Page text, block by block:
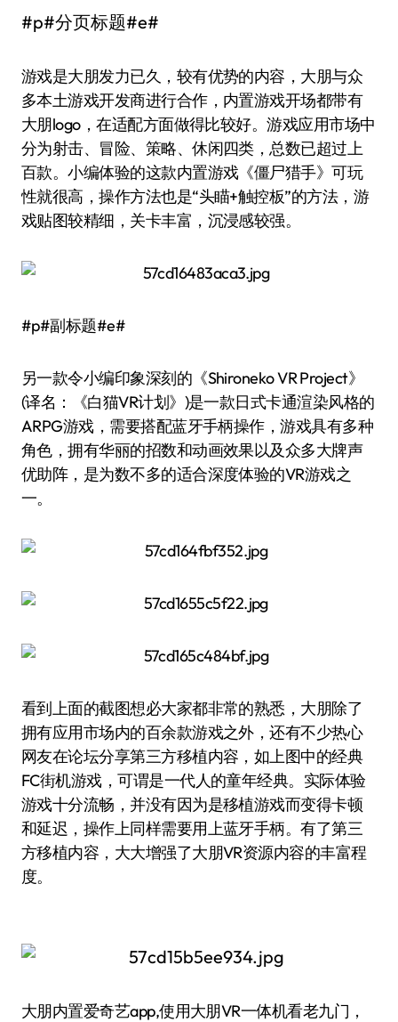
#p#分页标题#e#
游戏是大朋发力已久，较有优势的内容，大朋与众
多本土游戏开发商进行合作，内置游戏开场都带有
大朋logo，在适配方面做得比较好。游戏应用市场中
分为射击、冒险、策略、休闲四类，总数已超过上
百款。小编体验的这款内置游戏《僵尸猎手》可玩
性就很高，操作方法也是“头瞄+触控板”的方法，游
戏贴图较精细，关卡丰富，沉浸感较强。
#p#副标题#e#
另一款令小编印象深刻的《Shironeko VR Project》
(译名：《白猫VR计划》)是一款日式卡通渲染风格的
ARPG游戏，需要搭配蓝牙手柄操作，游戏具有多种
角色，拥有华丽的招数和动画效果以及众多大牌声
优助阵，是为数不多的适合深度体验的VR游戏之
一。
看到上面的截图想必大家都非常的熟悉，大朋除了
拥有应用市场内的百余款游戏之外，还有不少热心
网友在论坛分享第三方移植内容，如上图中的经典
FC街机游戏，可谓是一代人的童年经典。实际体验
游戏十分流畅，并没有因为是移植游戏而变得卡顿
和延迟，操作上同样需要用上蓝牙手柄。有了第三
方移植内容，大大增强了大朋VR资源内容的丰富程
度。
大朋内置爱奇艺app,使用大朋VR一体机看老九门，